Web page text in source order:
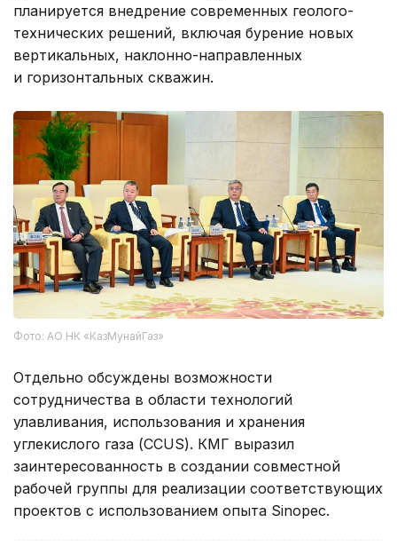
планируется внедрение современных геолого-
технических решений, включая бурение новых
вертикальных, наклонно-направленных
и горизонтальных скважин.
Фото: АО НК «КазМунайГаз»
Отдельно обсуждены возможности
сотрудничества в области технологий
улавливания, использования и хранения
углекислого газа (CCUS). КМГ выразил
заинтересованность в создании совместной
рабочей группы для реализации соответствующих
проектов с использованием опыта Sinopec.